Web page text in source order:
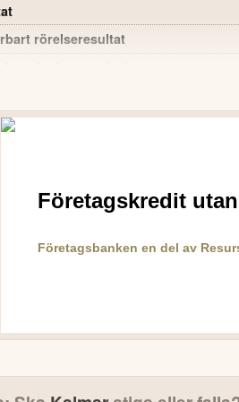
rörelseresultat
aktie
Rörelseresultatet steg till 58 MEUR (54)
Orderboken är fortsatt stark på 986